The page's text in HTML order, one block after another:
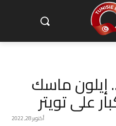
إيلون ماسك
على تويتر
أكتوبر 28, 2022